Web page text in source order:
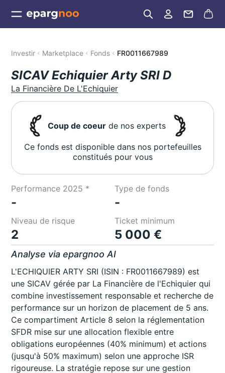
Investir Marketplace Fonds FR0011667989
SICAV Echiquier Arty SRI D
La Financière De L'Echiquier
Coup de coeur de nos experts
Ce fonds est disponible dans nos portefeuilles
constitués pour vous
Performance 2025 *
-
Type de fonds
-
Niveau de risque
2
Ticket minimum
5 000 €
Analyse via epargnoo AI
L'ECHIQUIER ARTY SRI (ISIN : FR0011667989) est
une SICAV gérée par La Financière de l'Echiquier qui
combine investissement responsable et recherche de
performance sur un horizon de placement de 5 ans.
Ce compartiment Article 8 selon la réglementation
SFDR mise sur une allocation flexible entre
obligations européennes (40% minimum) et actions
(jusqu'à 50% maximum) selon une approche ISR
rigoureuse. La stratégie repose sur une gestion